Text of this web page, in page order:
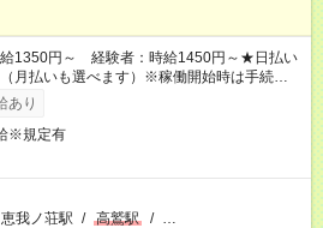
給1350円～ 経験者：時給1450円～★日払い
月払いも選べます）※稼働開始時は手続き完
なります。
あり
※規定有
恵我ノ荘駅 / 高鷲駅 / …